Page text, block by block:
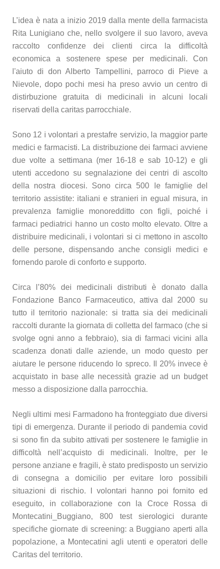
L’idea è nata a inizio 2019 dalla mente della farmacista
Rita Lunigiano che, nello svolgere il suo lavoro, aveva
raccolto confidenze dei clienti circa la difficoltà
economica a sostenere spese per medicinali. Con
l'aiuto di don Alberto Tampellini, parroco di Pieve a
Nievole, dopo pochi mesi ha preso avvio un centro di
distirbuzione gratuita di medicinali in alcuni locali
riservati della caritas parrocchiale.
Sono 12 i volontari a prestafre servizio, la maggior parte
medici e farmacisti. La distribuzione dei farmaci avviene
due volte a settimana (mer 16-18 e sab 10-12) e gli
utenti accedono su segnalazione dei centri di ascolto
della nostra diocesi. Sono circa 500 le famiglie del
territorio assistite: italiani e stranieri in egual misura, in
prevalenza famiglie monoredditto con figli, poiché i
farmaci pediatrici hanno un costo molto elevato. Oltre a
distribuire medicinali, i volontari si ci mettono in ascolto
delle persone, dispensando anche consigli medici e
fornendo parole di conforto e supporto.
Circa l’80% dei medicinali distributi è donato dalla
Fondazione Banco Farmaceutico, attiva dal 2000 su
tutto il territorio nazionale: si tratta sia dei medicinali
raccolti durante la giornata di colletta del farmaco (che si
svolge ogni anno a febbraio), sia di farmaci vicini alla
scadenza donati dalle aziende, un modo questo per
aiutare le persone riducendo lo spreco. Il 20% invece è
acquistato in base alle necessità grazie ad un budget
messo a disposizione dalla parrocchia.
Negli ultimi mesi Farmadono ha fronteggiato due diversi
tipi di emergenza. Durante il periodo di pandemia covid
si sono fin da subito attivati per sostenere le famiglie in
difficoltà nell’acquisto di medicinali. Inoltre, per le
persone anziane e fragili, è stato predisposto un servizio
di consegna a domicilio per evitare loro possibili
situazioni di rischio. I volontari hanno poi fornito ed
eseguito, in collaborazione con la Croce Rossa di
Montecatini_Buggiano, 800 test sierologici durante
specifiche giornate di screening: a Buggiano aperti alla
popolazione, a Montecatini agli utenti e operatori delle
Caritas del territorio.